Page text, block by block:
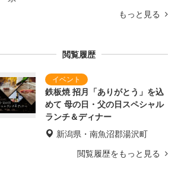
もっと見る
閲覧履歴
鉄板焼 招月「ありがとう」を込
めて 母の日・父の日スペシャル
ランチ＆ディナー
新潟県・南魚沼郡湯沢町
閲覧履歴をもっと見る